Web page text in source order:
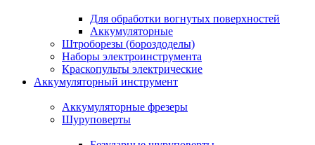
Для обработки вогнутых поверхностей
Аккумуляторные
Штроборезы (бороздоделы)
Наборы электроинструмента
Краскопульты электрические
Аккумуляторный инструмент
Аккумуляторные фрезеры
Шуруповерты